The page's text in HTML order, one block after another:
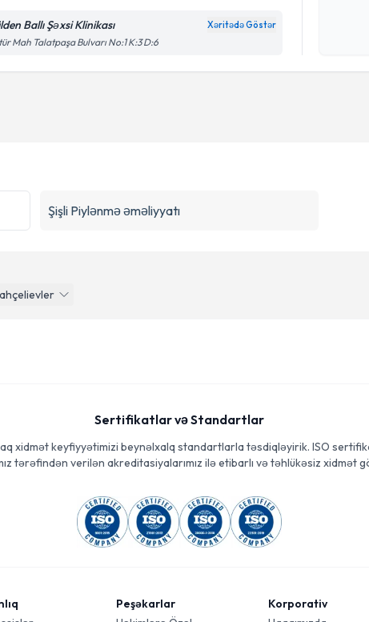
Ballı Şəxsi Klinikası Xəritədə Göstər
Mah Talatpaşa Bulvarı No:1 K:3 D:6
Şəxsi
Şişli Piylənmə əməliyyatı
Sertifikatlar və Standartlar
xidmət keyfiyyətimizi beynəlxalq standartlarla təsdiqləyirik. ISO
tərəfindən verilən akreditasiyalarımız ilə etibarlı və təhlükəsiz xidmət
Peşəkarlar
Korporativ